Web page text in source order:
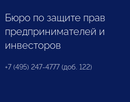
Бюро по защите прав
предпринимателей и
инвесторов
+7 (495) 247-4777 (доб. 122)